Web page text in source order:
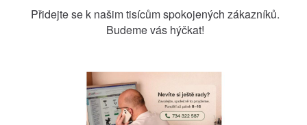
Přidejte se k našim tisícům spokojených zákazníků.
Budeme vás hýčkat!